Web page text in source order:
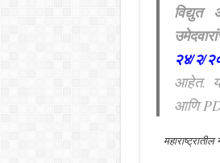
विद्युत
२४/२/
आहेत.
आणि
महाराष्ट्रातील